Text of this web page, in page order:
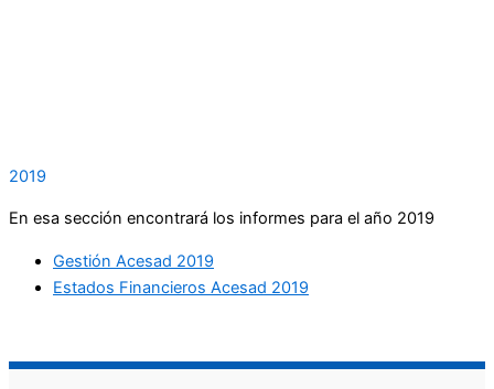
2019
En esa sección encontrará los informes para el año 2019
Gestión Acesad 2019
Estados Financieros Acesad 2019